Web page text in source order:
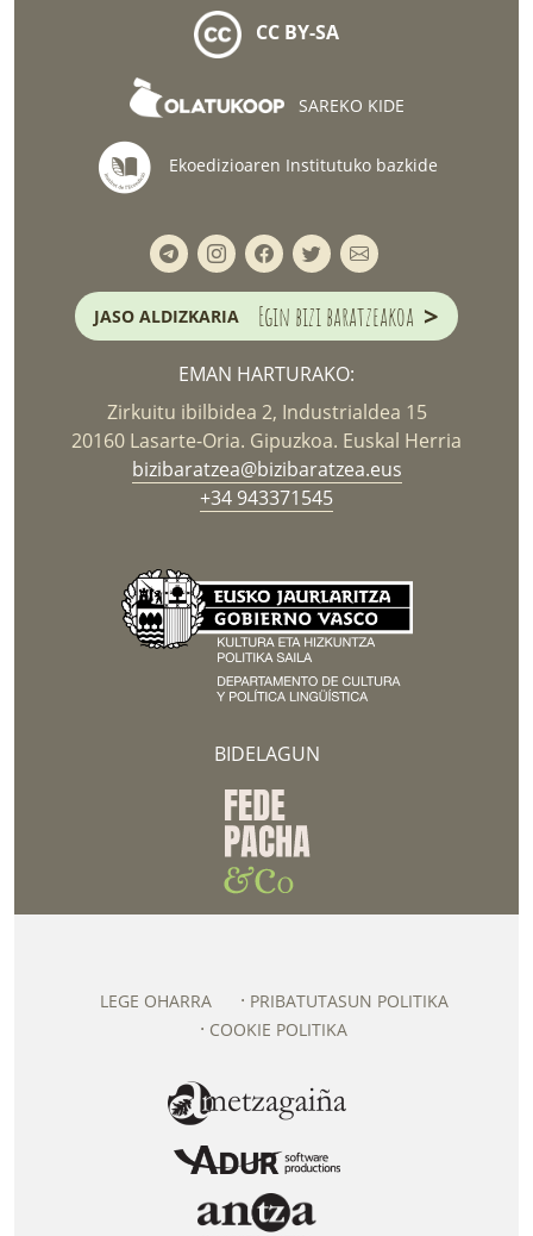
CC BY-SA
SAREKO KIDE
Ekoedizioaren Institutuko bazkide
JASO ALDIZKARIA Egin bizi baratzeakoa >
EMAN HARTURAKO:
Zirkuitu ibilbidea 2, Industrialdea 15
20160 Lasarte-Oria. Gipuzkoa. Euskal Herria
bizibaratzea@bizibaratzea.eus
+34 943371545
BIDELAGUN
LEGE OHARRA
PRIBATUTASUN POLITIKA
COOKIE POLITIKA